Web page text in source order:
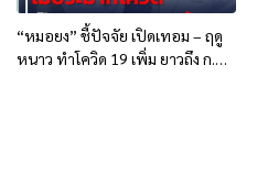
“หมอยง” ชี้ปัจจัย เปิดเทอม – ฤดู
หนาว ทำโควิด 19 เพิ่ม ยาวถึง ก.พ.